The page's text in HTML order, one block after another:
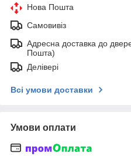
Нова Пошта
Самовивіз
Адресна доставка до
Пошта)
Делівері
Всі умови доставки
Умови оплати